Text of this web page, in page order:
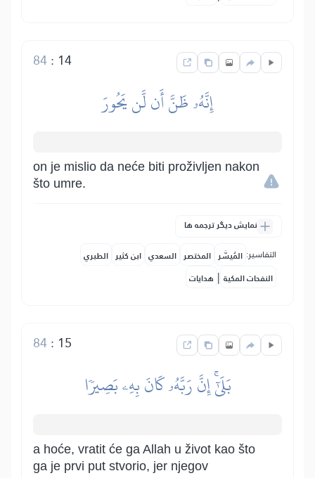
14
:
84
إِنَّهُۥ ظَنَّ أَن لَّن يَحُورَ
on je mislio da neće biti proživljen nakon
što umre.
نمایش دیگر ترجمه ها
التفاسير: المُيسَّر المختصر السعدي ابن كثير الطبري
النفحات المكية | هدايات
15
:
84
بَلَىٰٓۚ إِنَّ رَبَّهُۥ كَانَ بِهِۦ بَصِيرٗا
a hoće, vratit će ga Allah u život kao što
ga je prvi put stvorio, jer njegov